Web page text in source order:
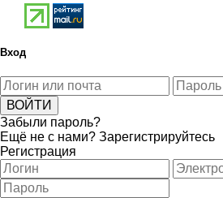
Вход
Забыли пароль?
Ещё не с нами? Зарегистрируйтесь
Регистрация